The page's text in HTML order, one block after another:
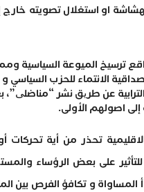
او استغلال تصويته خارج
ترسيخ الميوعة السياسية
الانتماء للحزب السياسي
عن طریق نشر
اصولهم الأولى.
تحذر من أية
على بعض الرؤساء
المساواة و تكافؤ الفرص بين